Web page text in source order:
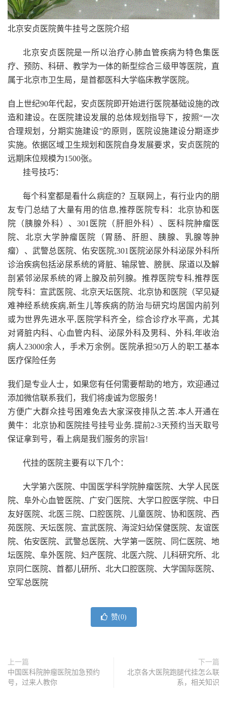
北京安贞医院黄牛挂号之医院介绍
北京安贞医院是一所以治疗心肺血管疾病为特色集医
疗、预防、科研、教学为一体的新型综合三级甲等医院，直
属于北京市卫生局，是首都医科大学临床教学医院。
自上世纪90年代起，安贞医院即开始进行医院基础设施的改
造和建设。在医院建设发展的总体规划指导下，按照“一次
合理规划，分期实施建设”的原则，医院设施建设分期逐步
实施。依据区域卫生规划和医院自身发展要求，安贞医院的
远期床位规模为1500张。
挂号技巧：
每个科室都是看什么病症的？互联网上，有行业内的朋
友专门总结了大量有用的信息,推荐医院专科：北京协和医
院（胰腺外科）、301医院（肝胆外科）、医科院肿瘤医
院、北京大学肿瘤医院（胃肠、肝胆、胰腺、乳腺等肿
瘤）、武警总医院、佑安医院,301医院泌尿外科泌尿外科所
诊治疾病包括泌尿系统的肾脏、输尿管、膀胱、尿道以及解
剖紧邻泌尿系统的肾上腺及前列腺。推荐医院专科,推荐医
院专科：宣武医院、北京天坛医院、北京协和医院（罕见疑
难神经系统疾病,新生儿等疾病的防治与研究均居国内前列
或为世界先进水平,医院学科齐全，综合诊疗水平高，尤其
对肾脏内科、心血管内科、泌尿外科及男科、外科,年收治
病人23000余人，手术万余例。医院承担50万人的职工基本
医疗保险任务
我们是专业人士，如果您有任何需要帮助的地方，欢迎通过
添加微信联系我们，我们将虔诚为您服务！
方便广大群众挂号困难免去大家深夜排队之苦.本人开通在
黄牛：北京协和医院挂号挂号业务.提前2-3天预约当天取号
保证拿到号，看上病是我们服务的宗旨!
代挂的医院主要有以下几个：
大学第六医院、中国医学科学院肿瘤医院、大学人民医
院、阜外心血管医院、广安门医院、大学口腔医学院、中日
友好医院、北医三院、口腔医院、儿童医院、协和医院、西
苑医院、天坛医院、宣武医院、海淀妇幼保健医院、友谊医
院、佑安医院、武警总医院、大学第一医院、同仁医院、地
坛医院、阜外医院、妇产医院、北医六院、儿科研究所、北
京同仁医院、首都儿研所、北大口腔医院、大学国际医院、
空军总医院
赞(0)
上一篇
中国医科院肿瘤医院加急预约
号，过来人教你
下一篇
北京各大医院跑腿代挂怎么联
系，相关知识